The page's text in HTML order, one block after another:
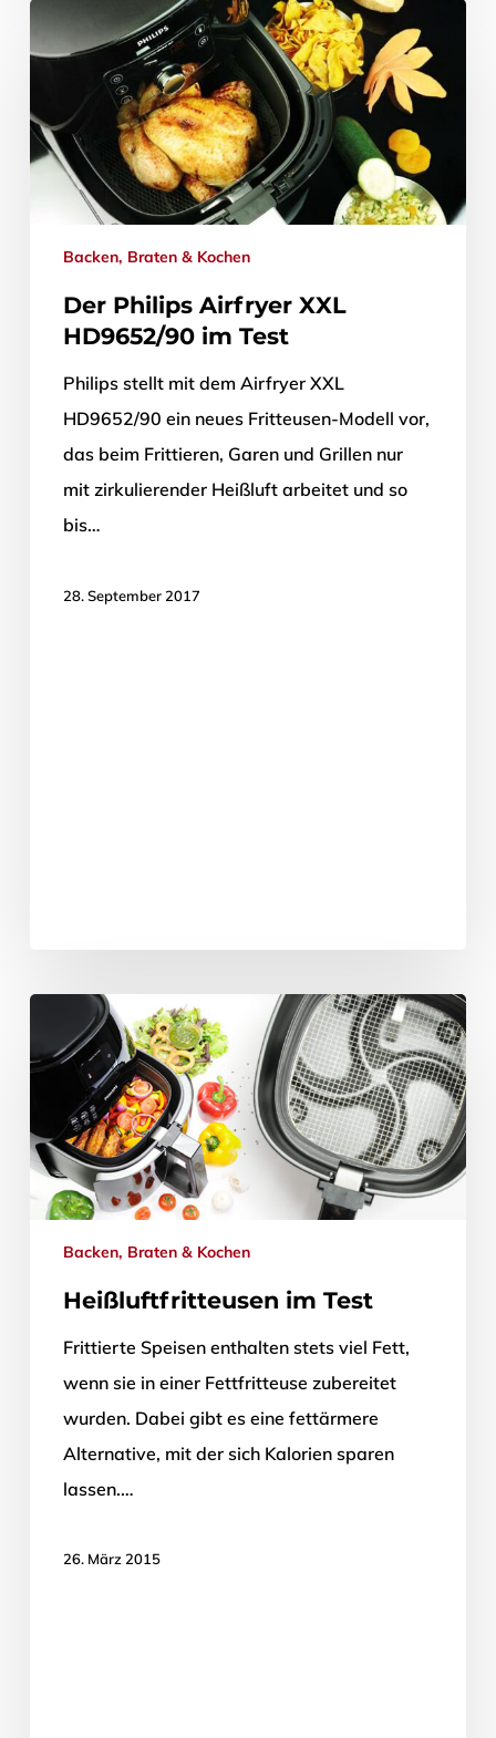
Backen, Braten & Kochen
Der Philips Airfryer XXL
HD9652/90 im Test
Philips stellt mit dem Airfryer XXL
HD9652/90 ein neues Fritteusen-Modell vor,
das beim Frittieren, Garen und Grillen nur
mit zirkulierender Heißluft arbeitet und so
bis…
28. September 2017
Backen, Braten & Kochen
Heißluftfritteusen im Test
Frittierte Speisen enthalten stets viel Fett,
wenn sie in einer Fettfritteuse zubereitet
wurden. Dabei gibt es eine fettärmere
Alternative, mit der sich Kalorien sparen
lassen.…
26. März 2015